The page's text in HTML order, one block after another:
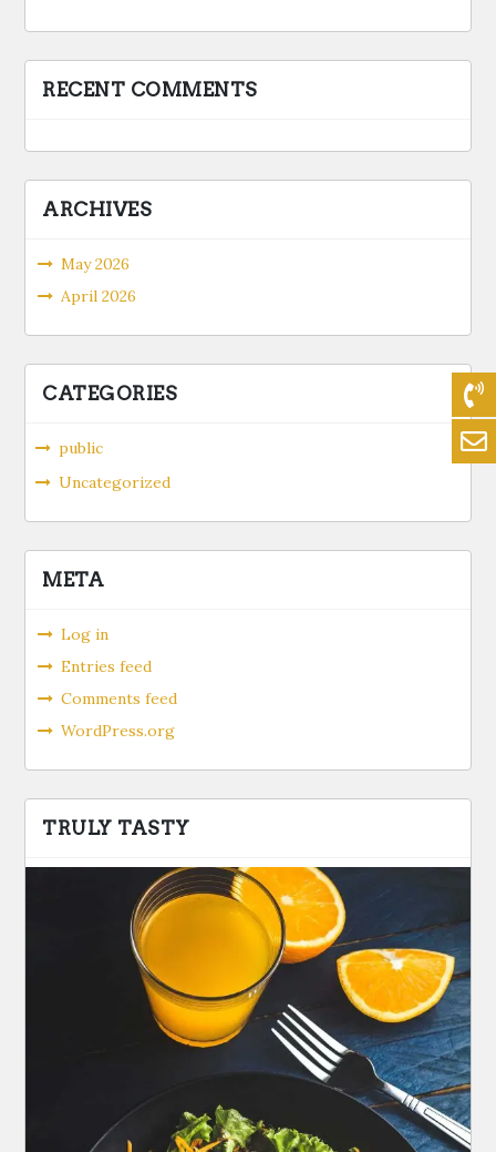
RECENT COMMENTS
ARCHIVES
May 2026
April 2026
CATEGORIES
public
Uncategorized
META
Log in
Entries feed
Comments feed
WordPress.org
TRULY TASTY